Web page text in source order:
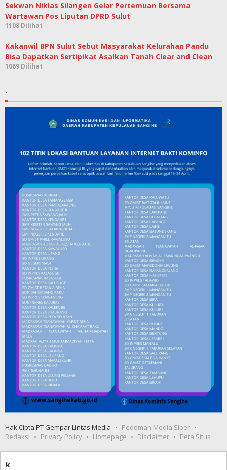
Sekwan Niklas Silangen Gelar Pertemuan Bersama
Wartawan Pos Liputan DPRD Sulut
1108 Dilihat
Kakanwil BPN Sulut Sebut Masyarakat Kelurahan Pandu
Bisa Dapatkan Sertipikat Asalkan Tanah Clear and Clean
1069 Dilihat
.
Hak Cipta PT Gempar Lintas Media
Pedoman Media Siber
Redaksi
Privacy Policy Homepage Disclaimer Peta Situs
k